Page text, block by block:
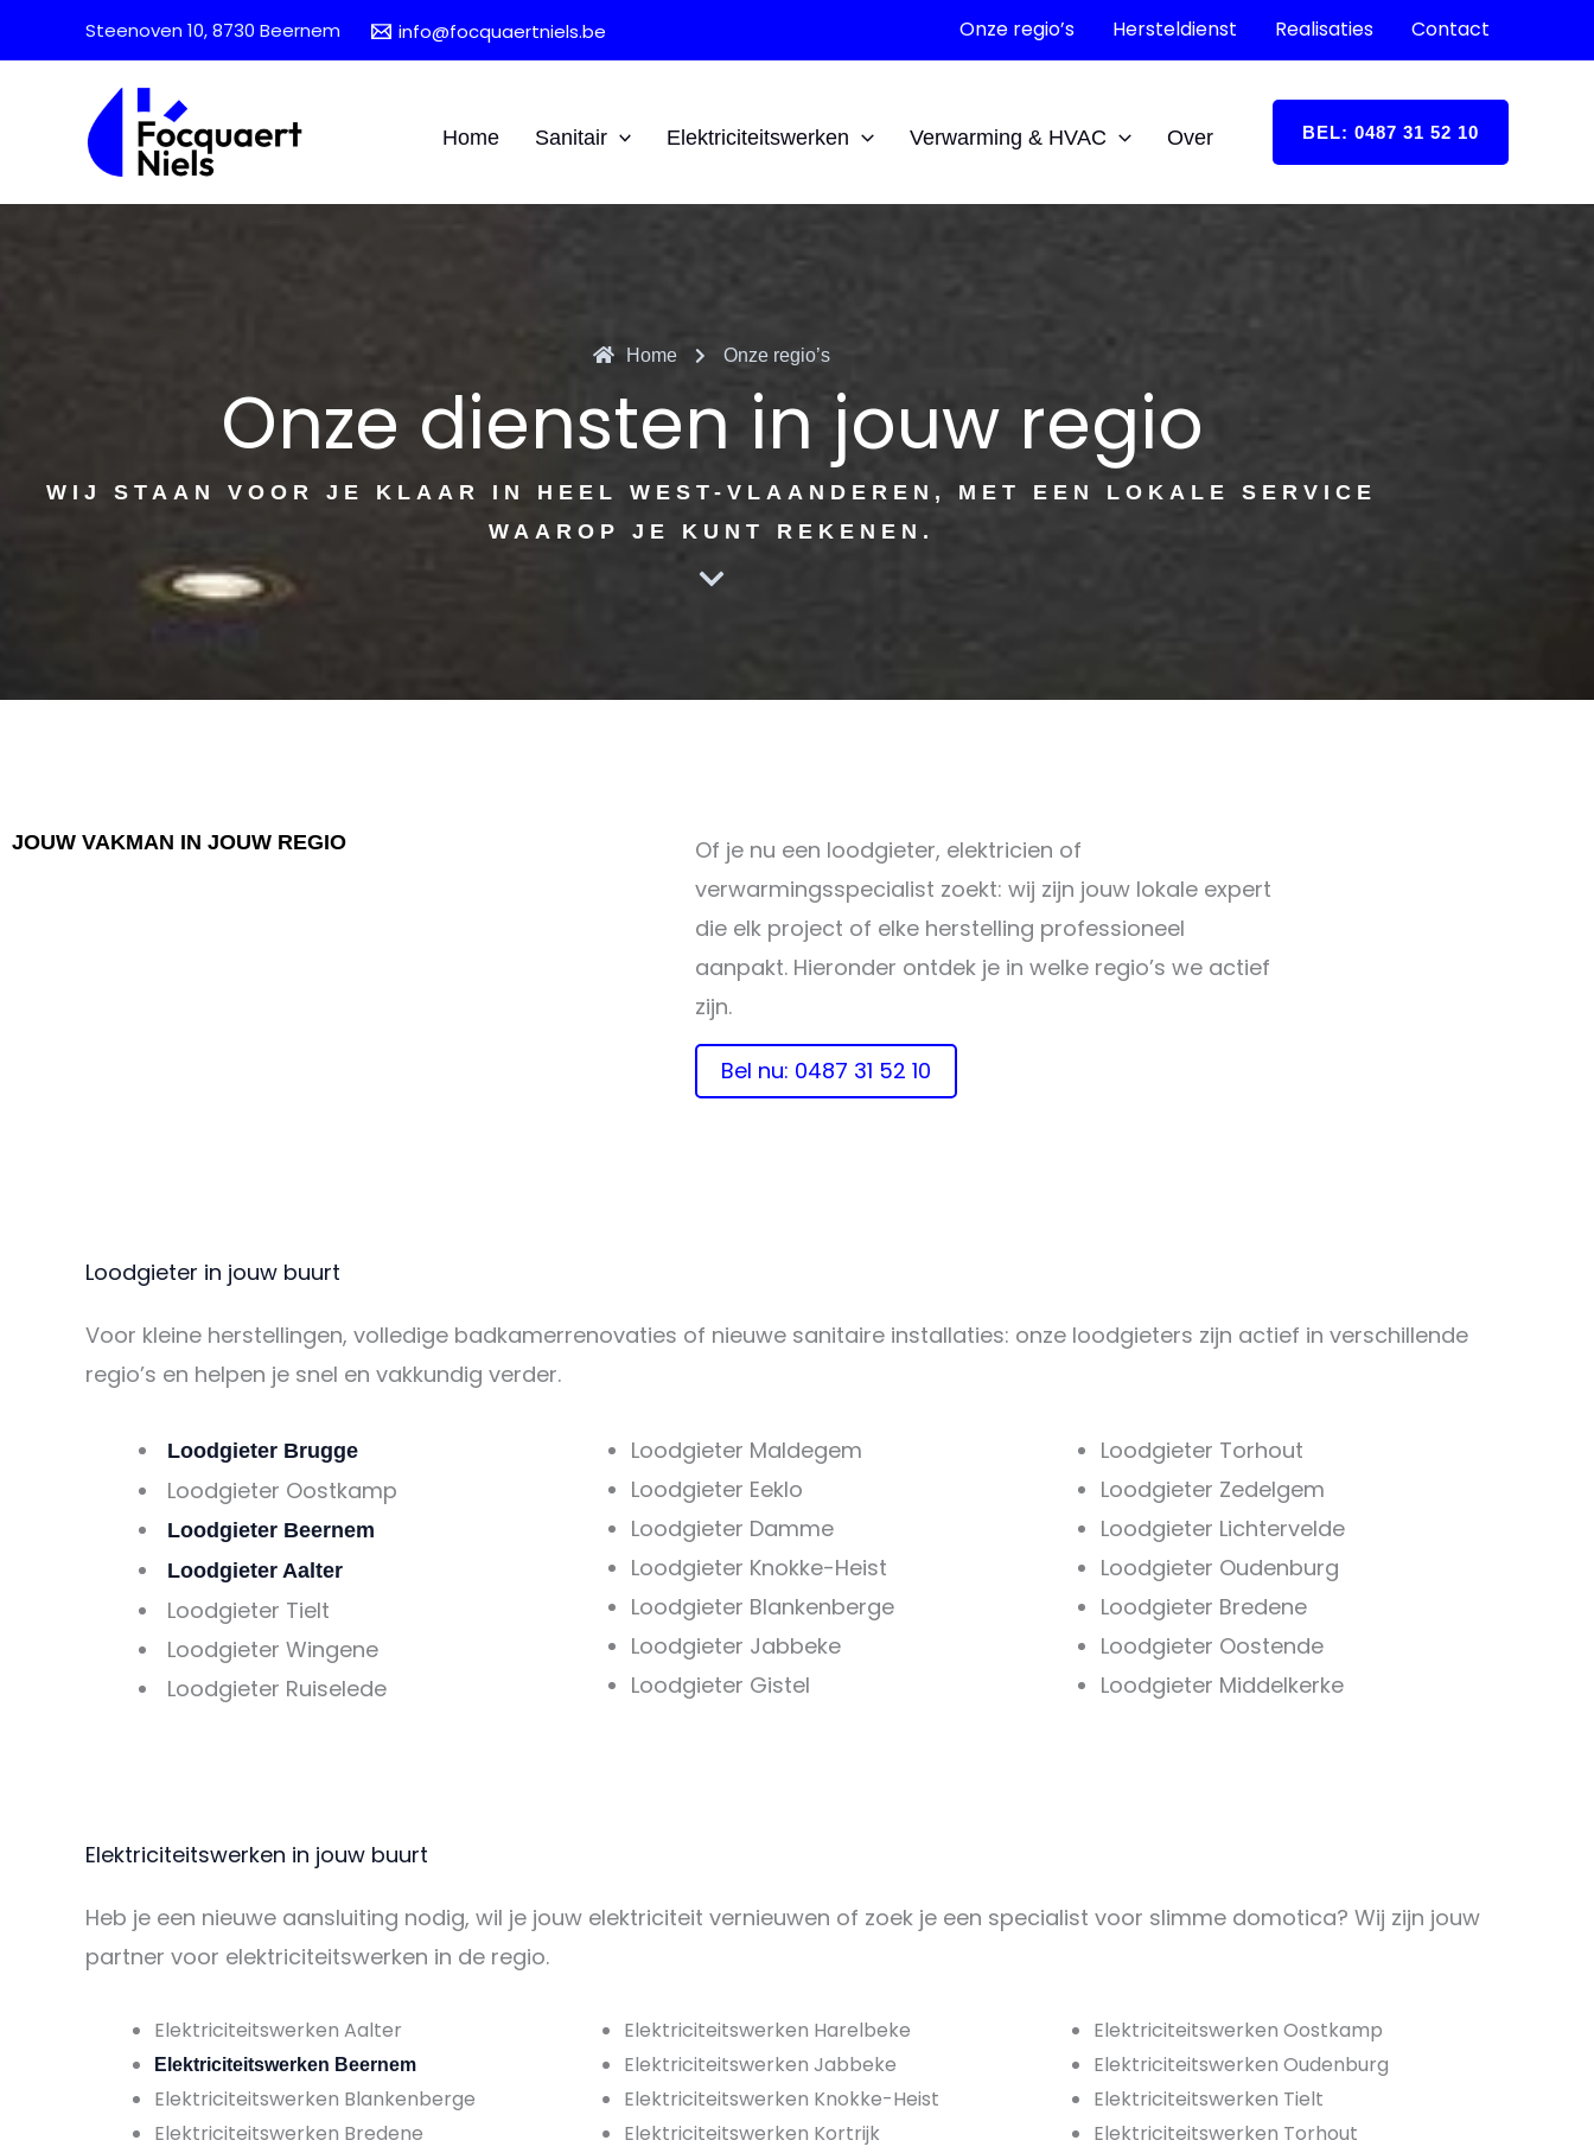
to
Steenoven 10, 8730 Beernem info@focquaertniels.be Onze regio’s Hersteldienst Realisaties Contact
Home Sanitair Elektriciteitswerken Verwarming & HVAC Over BEL: 0487 31 52 10
Home Onze regio’s
Onze diensten in jouw regio
WIJ STAAN VOOR JE KLAAR IN HEEL WEST-VLAANDEREN, MET EEN LOKALE SERVICE
WAAROP JE KUNT REKENEN.
JOUW VAKMAN IN JOUW REGIO
Of je nu een loodgieter, elektricien of
verwarmingsspecialist zoekt: wij zijn jouw lokale expert
die elk project of elke herstelling professioneel
aanpakt. Hieronder ontdek je in welke regio’s we actief
zijn.
Bel nu: 0487 31 52 10
Loodgieter in jouw buurt
Voor kleine herstellingen, volledige badkamerrenovaties of nieuwe sanitaire installaties: onze loodgieters zijn actief in verschillende
regio’s en helpen je snel en vakkundig verder.
Loodgieter Brugge
Loodgieter Oostkamp
Loodgieter Beernem
Loodgieter Aalter
Loodgieter Tielt
Loodgieter Wingene
Loodgieter Ruiselede
Loodgieter Maldegem
Loodgieter Eeklo
Loodgieter Damme
Loodgieter Knokke-Heist
Loodgieter Blankenberge
Loodgieter Jabbeke
Loodgieter Gistel
Loodgieter Torhout
Loodgieter Zedelgem
Loodgieter Lichtervelde
Loodgieter Oudenburg
Loodgieter Bredene
Loodgieter Oostende
Loodgieter Middelkerke
Elektriciteitswerken in jouw buurt
Heb je een nieuwe aansluiting nodig, wil je jouw elektriciteit vernieuwen of zoek je een specialist voor slimme domotica? Wij zijn jouw
partner voor elektriciteitswerken in de regio.
Elektriciteitswerken Aalter
Elektriciteitswerken Beernem
Elektriciteitswerken Blankenberge
Elektriciteitswerken Bredene
Elektriciteitswerken Harelbeke
Elektriciteitswerken Jabbeke
Elektriciteitswerken Knokke-Heist
Elektriciteitswerken Kortrijk
Elektriciteitswerken Oostkamp
Elektriciteitswerken Oudenburg
Elektriciteitswerken Tielt
Elektriciteitswerken Torhout